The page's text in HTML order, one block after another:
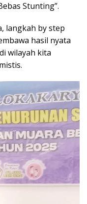
Stunting”.
langkah by step
hasil nyata
wilayah kita